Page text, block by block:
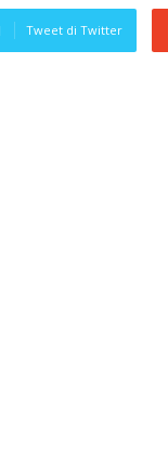
Tweet di Twitter